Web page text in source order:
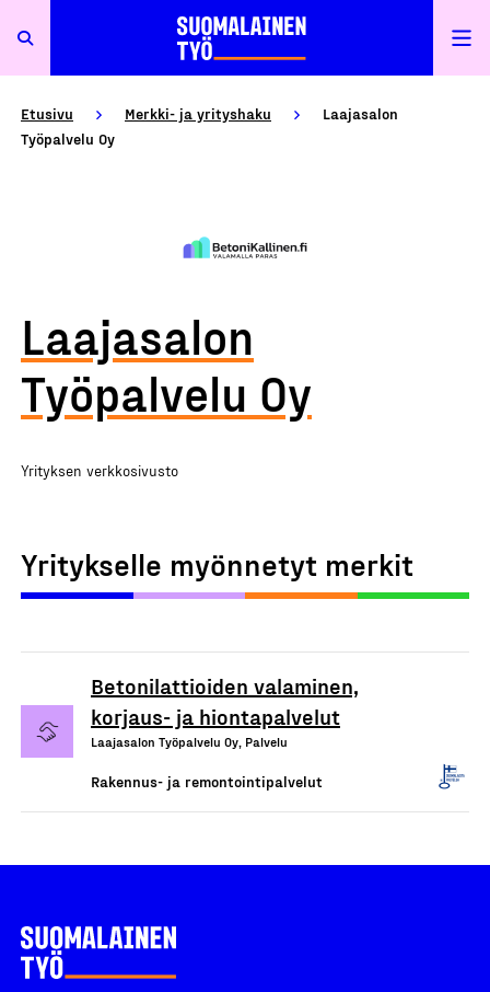
Etusivu Merkki- ja yrityshaku
Laajasalon
Työpalvelu Oy
Laajasalon
Työpalvelu Oy
Yrityksen verkkosivusto
Yritykselle myönnetyt merkit
Betonilattioiden valaminen,
korjaus- ja hiontapalvelut
Laajasalon Työpalvelu Oy, Palvelu
Rakennus- ja remontointipalvelut